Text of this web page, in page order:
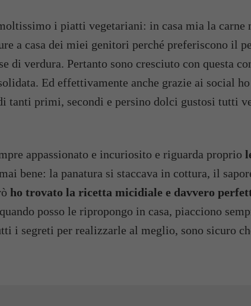
i piatti vegetariani: in casa mia la carne
a casa dei miei genitori perché preferiscono il
di verdura. Pertanto sono cresciuto con questa
Ed effettivamente anche grazie ai social
tanti primi, secondi e persino dolci gustosi tutti
appassionato e incuriosito e riguarda proprio
bene: la panatura si staccava in cottura, il
ho trovato la ricetta micidiale e davvero
posso le ripropongo in casa, piacciono
i segreti per realizzarle al meglio, sono sicuro